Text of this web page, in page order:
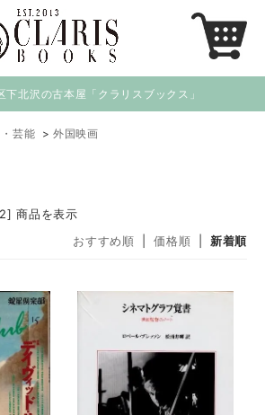
下北沢の古本屋「クラリスブックス」
芸能 >外国映画
商品を表示
おすすめ順
価格順 新着順